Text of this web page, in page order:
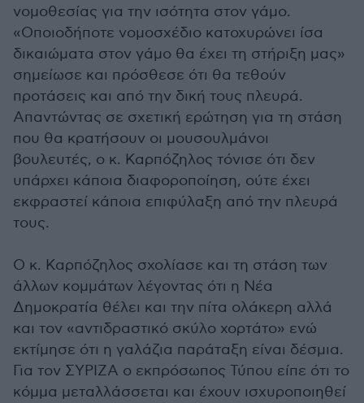
νομοθεσίας για την ισότητα στον γάμο.
«Οποιοδήποτε νομοσχέδιο κατοχυρώνει ίσα
δικαιώματα στον γάμο θα έχει τη στήριξη μας»
σημείωσε και πρόσθεσε ότι θα τεθούν
προτάσεις και από την δική τους πλευρά.
Απαντώντας σε σχετική ερώτηση για τη στάση
που θα κρατήσουν οι μουσουλμάνοι
βουλευτές, ο κ. Καρπόζηλος τόνισε ότι δεν
υπάρχει κάποια διαφοροποίηση, ούτε έχει
εκφραστεί κάποια επιφύλαξη από την πλευρά
τους.
Ο κ. Καρπόζηλος σχολίασε και τη στάση των
άλλων κομμάτων λέγοντας ότι η Νέα
Δημοκρατία θέλει και την πίτα ολάκερη αλλά
και τον «αντιδραστικό σκύλο χορτάτο» ενώ
εκτίμησε ότι η γαλάζια παράταξη είναι δέσμια.
Για τον ΣΥΡΙΖΑ ο εκπρόσωπος Τύπου είπε ότι το
κόμμα μεταλλάσσεται και έχουν ισχυροποιηθεί